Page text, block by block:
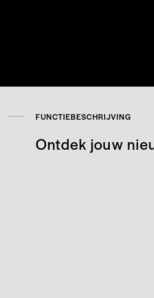
FUNCTIEBESCHRIJVING
Ontdek jouw